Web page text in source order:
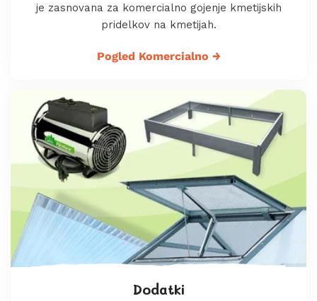
je zasnovana za komercialno gojenje kmetijskih
pridelkov na kmetijah.
Pogled Komercialno →
Dodatki